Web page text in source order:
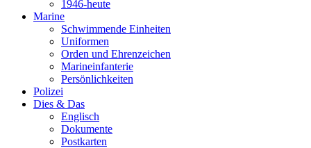
1946-heute
Marine
Schwimmende Einheiten
Uniformen
Orden und Ehrenzeichen
Marineinfanterie
Persönlichkeiten
Polizei
Dies & Das
Englisch
Dokumente
Postkarten